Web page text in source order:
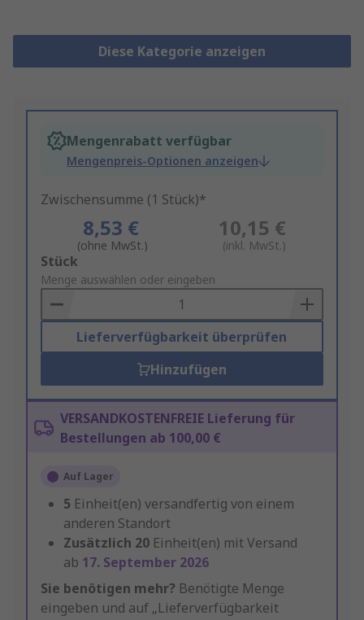
Diese Kategorie anzeigen
Mengenrabatt verfügbar
Mengenpreis-Optionen anzeigen
Zwischensumme (1 Stück)*
8,53 €
(ohne MwSt.)
10,15 €
(inkl. MwSt.)
Add
to
Basket
Stück
Menge auswählen oder eingeben
Lieferverfügbarkeit überprüfen
Hinzufügen
VERSANDKOSTENFREIE Lieferung für
Bestellungen ab 100,00 €
Auf Lager
5 Einheit(en) versandfertig von einem
anderen Standort
Zusätzlich 20 Einheit(en) mit Versand
ab 17. September 2026
Sie benötigen mehr? Benötigte Menge
eingeben und auf „Lieferverfügbarkeit